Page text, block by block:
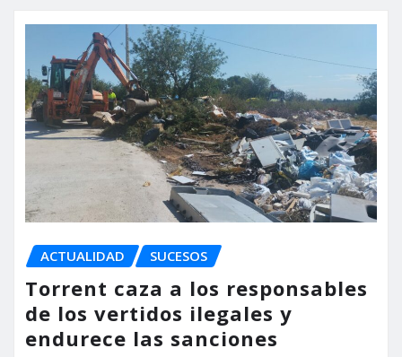
ACTUALIDAD SUCESOS
Torrent caza a los responsables
de los vertidos ilegales y
endurece las sanciones